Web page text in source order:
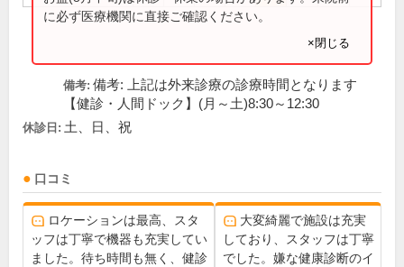
に必ず医療機関に直接ご確認ください。
×閉じる
備考: 備考: 上記は外来診療の診療時間となります
【健診・人間ドック】(月～土)8:30～12:30
休診日: 土、日、祝
口コミ
ロケーションは最高、スタ
ッフは丁寧で機器も充実してい
ました。待ち時間も無く、健診
大変綺麗で施設は充実
しており、スタッフは丁寧
でした。嫌な健康診断のイ